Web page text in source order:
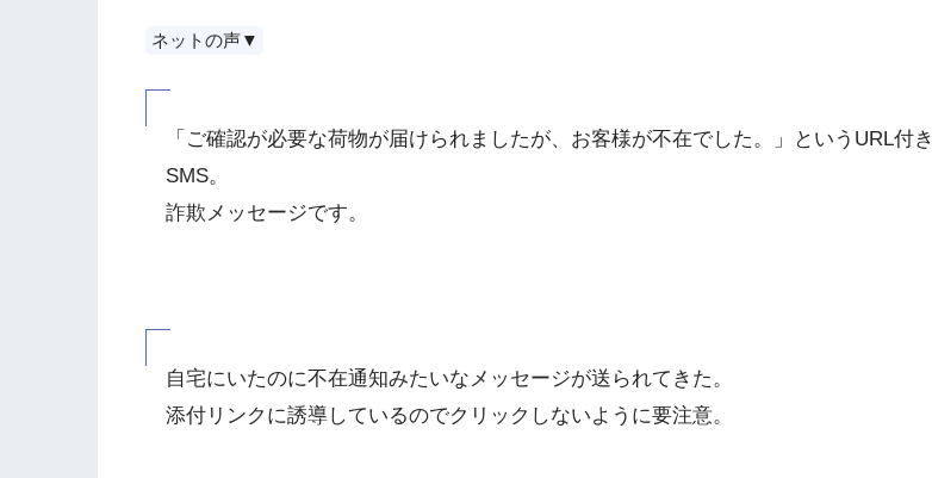
ネットの声▼
「ご確認が必要な荷物が届けられましたが、お客様が不在でした。」というURL付き
SMS。
詐欺メッセージです。
自宅にいたのに不在通知みたいなメッセージが送られてきた。
添付リンクに誘導しているのでクリックしないように要注意。